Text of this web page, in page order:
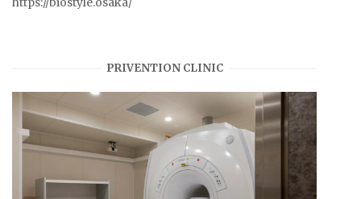
PRIVENTION CLINIC